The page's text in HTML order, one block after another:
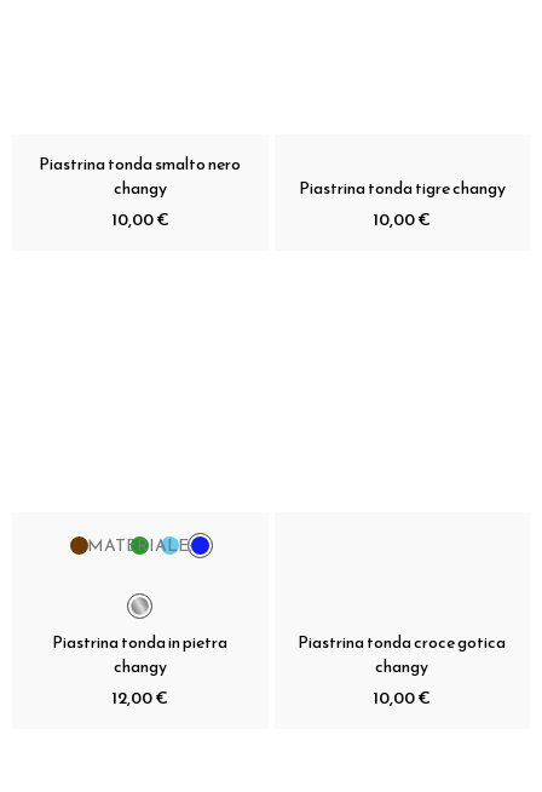
Piastrina tonda smalto nero
changy
10,00 €
Piastrina tonda tigre changy
10,00 €
MATERIALE:
Piastrina tonda in pietra
changy
12,00 €
Piastrina tonda croce gotica
changy
10,00 €